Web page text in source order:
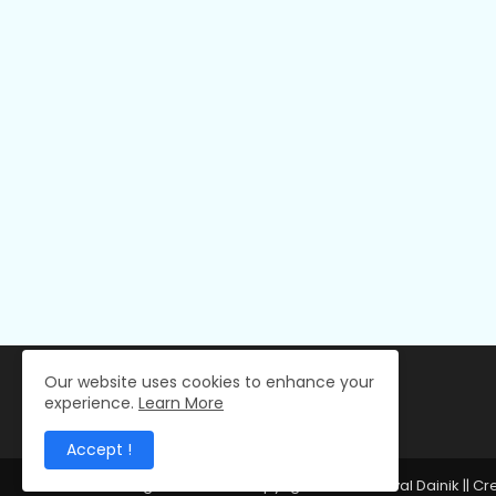
All Right Reserved Copyright © 2024 Deval Dainik ||
Our website uses cookies to enhance your
experience. Learn More
Accept !